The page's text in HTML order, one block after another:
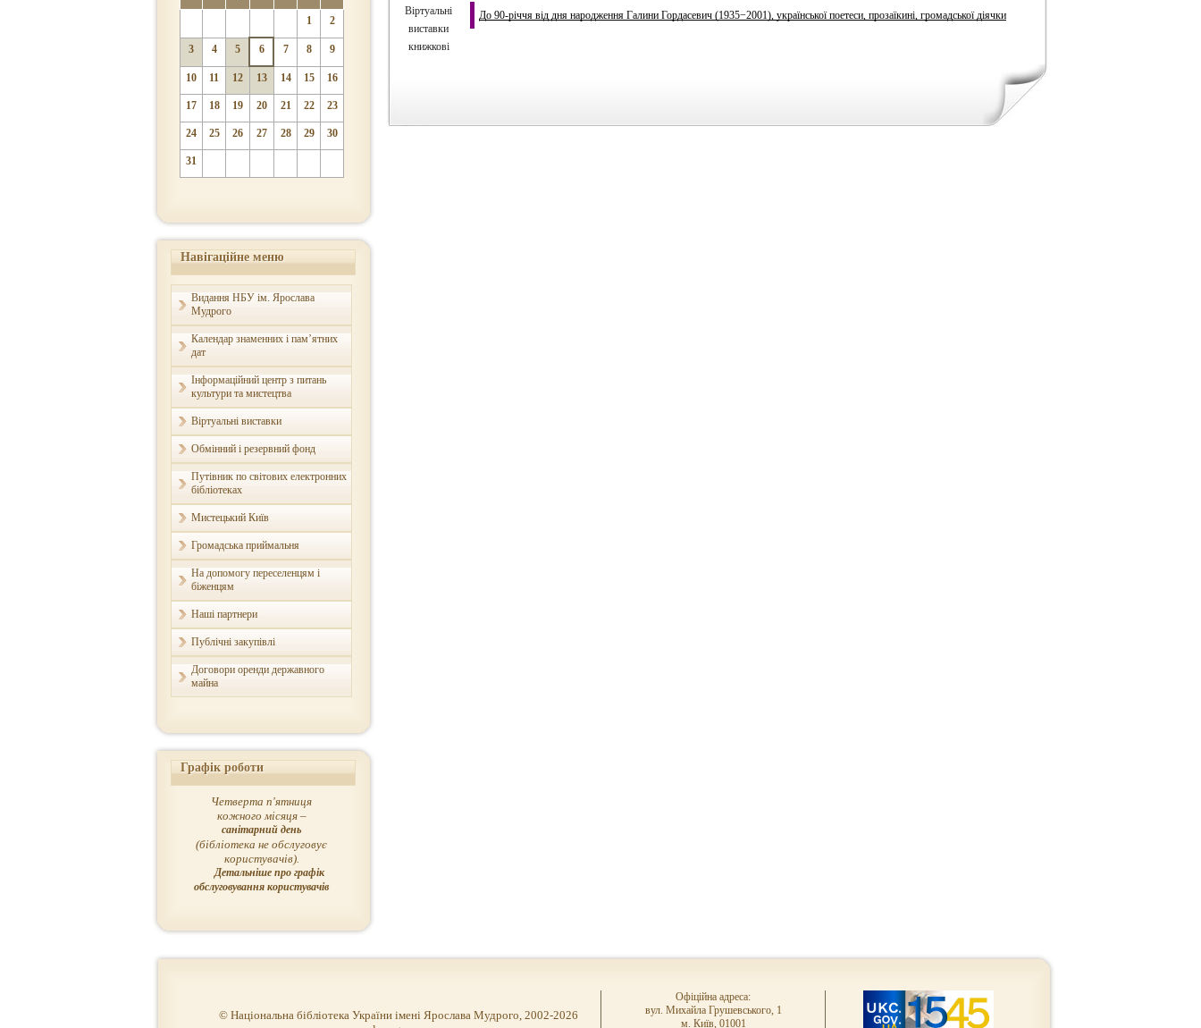
1 2
3 4 5 6 7 8 9
10 11 12 13 14 15 16
17 18 19 20 21 22 23
24 25 26 27 28 29 30
31
Навігаційне меню
Видання НБУ ім. Ярослава
Мудрого
Календар знаменних і пам’ятних
дат
Інформаційний центр з питань
культури та мистецтва
Віртуальні виставки
Обмінний і резервний фонд
Путівник по світових електронних
бібліотеках
Мистецький Київ
Громадська приймальня
На допомогу переселенцям і
біженцям
Наші партнери
Публічні закупівлі
Договори оренди державного
майна
Графік роботи
Четверта п'ятниця
кожного місяця –
санітарний день
(бібліотека не обслуговує
користувачів).
Детальніше про графік
обслуговування користувачів
Віртуальні
виставки
книжкові
До 90-річчя від дня народження Галини Гордасевич (1935−2001), української поетеси, прозаїкині, громадської діячки
© Національна бібліотека України імені Ярослава Мудрого, 2002-2026
Офіційна адреса:
вул. Михайла Грушевського, 1
м. Київ, 01001